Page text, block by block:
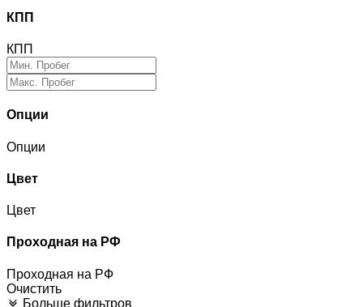
КПП
КПП
Опции
Опции
Цвет
Цвет
Проходная на РФ
Проходная на РФ
Очистить
Больше фильтров